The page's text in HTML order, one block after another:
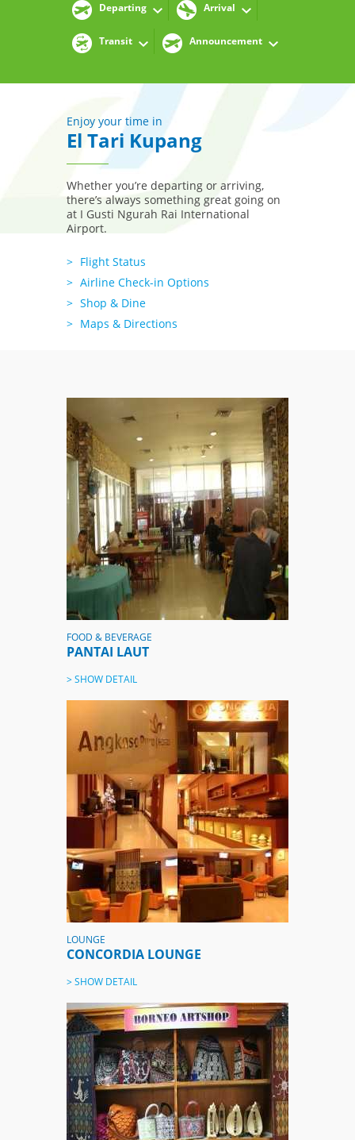
Departing Arrival
Transit Announcement
Enjoy your time in
El Tari Kupang
Whether you’re departing or arriving,
there’s always something great going on
at I Gusti Ngurah Rai International
Airport.
Flight Status
Airline Check-in Options
Shop & Dine
Maps & Directions
FOOD & BEVERAGE
PANTAI LAUT
> SHOW DETAIL
LOUNGE
CONCORDIA LOUNGE
> SHOW DETAIL